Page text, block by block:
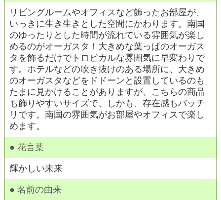
リビングルームやオフィスなど飾ったお部屋が、
いっきに生き生きとした空間にかわります。南国
のゆったりとした時間が流れている雰囲気が楽し
めるのがオーガスタ！大きめな葉っぱのオーガス
タを飾るだけでトロピカルな雰囲気に早変わりで
す。ホテルなどの吹き抜けのある場所に、大きめ
のオーガスタなどをドドーンと設置しているのも
たまに見かけることがありますが、こちらの商品
も飾りやすいサイズで、しかも、存在感もバッチ
リです。南国の雰囲気がお部屋やオフィスで楽し
めます。
● 花言葉
輝かしい未来
● 名前の由来